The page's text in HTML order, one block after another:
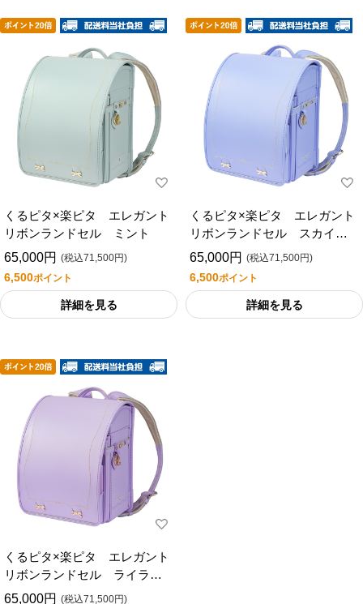
くるピタ×楽ピタ エレガント
リボンランドセル ミント
65,000円 (税込71,500円)
6,500ポイント
詳細を見る
くるピタ×楽ピタ エレガント
リボンランドセル スカイブ
ルー
65,000円 (税込71,500円)
6,500ポイント
詳細を見る
くるピタ×楽ピタ エレガント
リボンランドセル ライラッ
ク
65,000円 (税込71,500円)